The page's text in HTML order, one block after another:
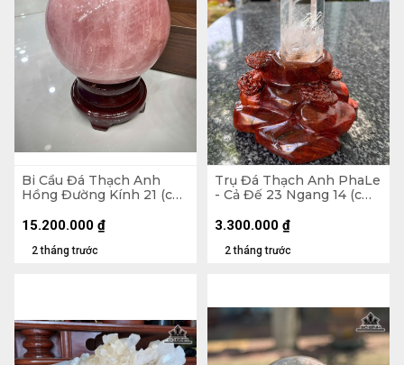
Bi Cầu Đá Thạch Anh
Hồng Đường Kính 21 (cm)
2 tháng trước
15.200.000 ₫
Trụ Đá Thạch Anh PhaLe
- Cả Đế 23 Ngang 14 (cm)
2 tháng trước
3.300.000 ₫